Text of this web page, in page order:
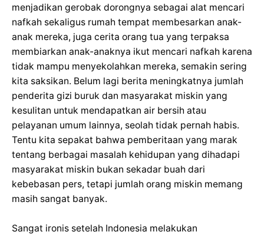
menjadikan gerobak dorongnya sebagai alat mencari
nafkah sekaligus rumah tempat membesarkan anak-
anak mereka, juga cerita orang tua yang terpaksa
membiarkan anak-anaknya ikut mencari nafkah karena
tidak mampu menyekolahkan mereka, semakin sering
kita saksikan. Belum lagi berita meningkatnya jumlah
penderita gizi buruk dan masyarakat miskin yang
kesulitan untuk mendapatkan air bersih atau
pelayanan umum lainnya, seolah tidak pernah habis.
Tentu kita sepakat bahwa pemberitaan yang marak
tentang berbagai masalah kehidupan yang dihadapi
masyarakat miskin bukan sekadar buah dari
kebebasan pers, tetapi jumlah orang miskin memang
masih sangat banyak.
Sangat ironis setelah Indonesia melakukan